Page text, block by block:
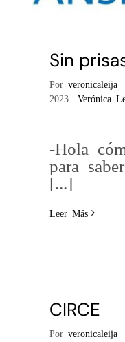
Sin
Por veronicaleija |
2023 | Verónica
-Hola
para
[...]
Leer Más
CIRCE
Por veronicaleija |